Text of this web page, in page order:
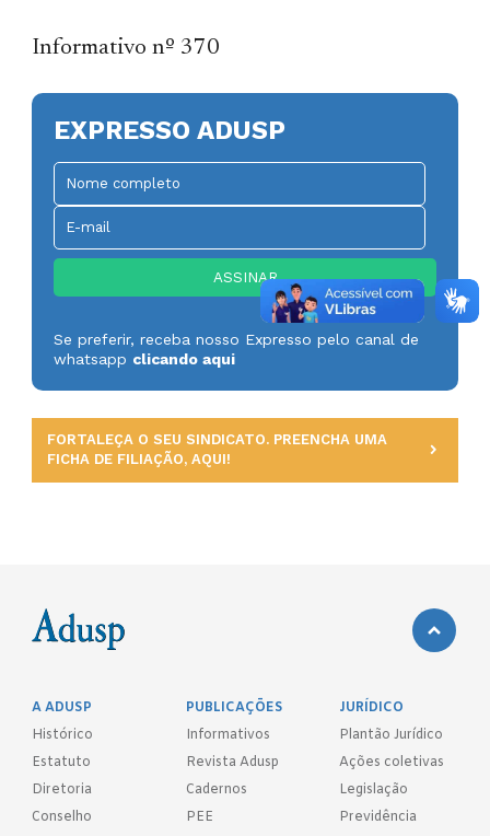
Informativo nº 370
EXPRESSO ADUSP
Se preferir, receba nosso Expresso pelo canal de
whatsapp clicando aqui
FORTALEÇA O SEU SINDICATO. PREENCHA UMA
FICHA DE FILIAÇÃO, AQUI!
A ADUSP
Histórico
Estatuto
Diretoria
Conselho
PUBLICAÇÕES
Informativos
Revista Adusp
Cadernos
PEE
JURÍDICO
Plantão Jurídico
Ações coletivas
Legislação
Previdência